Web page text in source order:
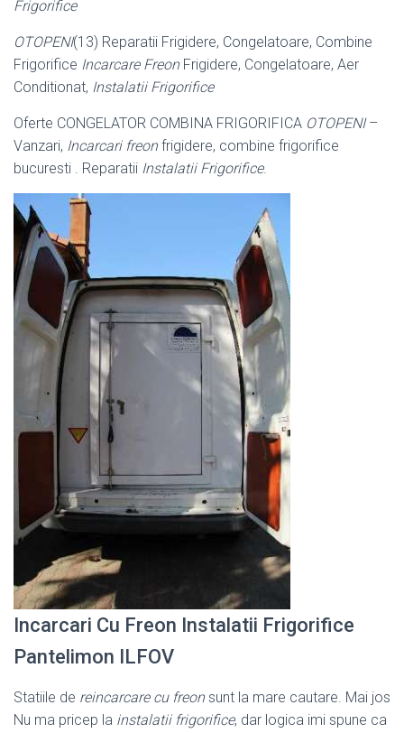
Frigorifice
OTOPENI(13) Reparatii Frigidere, Congelatoare, Combine
Frigorifice Incarcare FreonFrigidere, Congelatoare, Aer
Conditionat, Instalatii Frigorifice
Oferte CONGELATOR COMBINA FRIGORIFICA OTOPENI–
Vanzari, Incarcari freonfrigidere, combine frigorifice
bucuresti . Reparatii Instalatii Frigorifice.
Incarcari Cu Freon Instalatii Frigorifice
Pantelimon ILFOV
Statiile de reincarcare cu freonsunt la mare cautare. Mai jos
Nu ma pricep la instalatii frigorifice, dar logica imi spune ca